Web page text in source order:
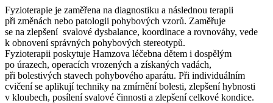
Fyzioterapie je zaměřena na diagnostiku a následnou terapii
při změnách nebo patologii pohybových vzorů. Zaměřuje
se na zlepšení svalové dysbalance, koordinace a rovnováhy, vede
k obnovení správných pohybových stereotypů.
Fyzioterapii poskytuje Hamzova léčebna dětem i dospělým
po úrazech, operacích vrozených a získaných vadách,
při bolestivých stavech pohybového aparátu. Při individuálním
cvičení se aplikují techniky na zmírnění bolesti, zlepšení hybnosti
v kloubech, posílení svalové činnosti a zlepšení celkové kondice.